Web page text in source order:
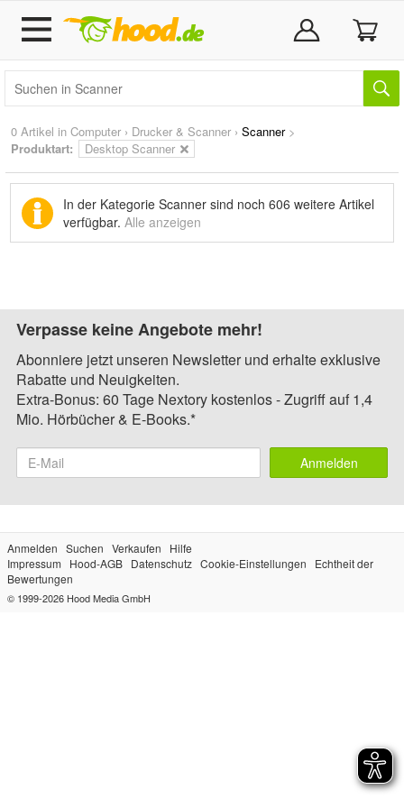
0 Artikel in Computer › Drucker & Scanner › Scanner>
Produktart:
Desktop Scanner
In der Kategorie Scanner sind noch 606 weitere Artikel
verfügbar. Alle anzeigen
Verpasse keine Angebote mehr!
Abonniere jetzt unseren Newsletter und erhalte exklusive
Rabatte und Neuigkeiten.
Extra-Bonus: 60 Tage Nextory kostenlos - Zugriff auf 1,4
Mio. Hörbücher & E-Books.*
Anmelden
Anmelden Suchen Verkaufen
Hilfe
Impressum
Hood-AGB Datenschutz Cookie-Einstellungen
Echtheit der
Bewertungen
© 1999-2026 Hood Media GmbH